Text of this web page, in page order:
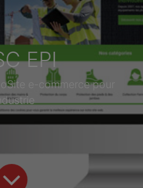
EPI
e-commerce pour